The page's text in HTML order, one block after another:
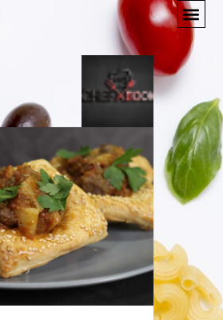
מתכונים
המלצות
אודות
יצירת קשר